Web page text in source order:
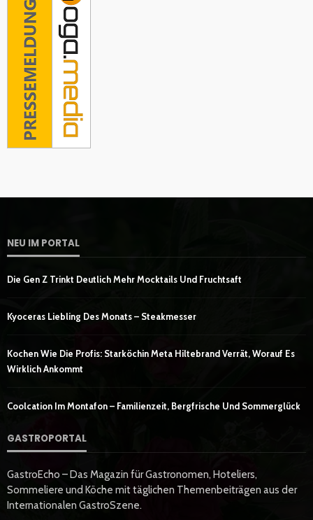
NEU IM PORTAL
Die Gen Z Trinkt Deutlich Mehr Mocktails Und Fruchtsaft
Kyoceras Liebling Des Monats – Steakmesser
Kochen Wie Die Profis: Starköchin Meta Hiltebrand Verrät, Worauf Es
Wirklich Ankommt
Coolcation Im Montafon – Familienzeit, Bergfrische Und Sommerglück
GASTROPORTAL
GastroEcho – Das Magazin für Gastronomen, Hoteliers,
Sommeliere und Köche mit täglichen Themenbeiträgen aus der
Internationalen GastroSzene.